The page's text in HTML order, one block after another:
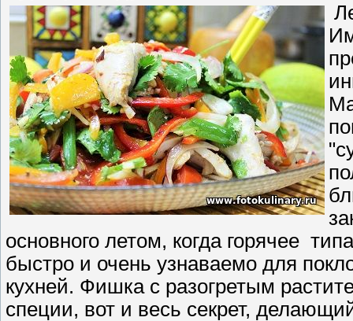
основного летом, когда горячее
быстро и очень узнаваемо для
кухней. Фишка с разогретым
специи, вот и весь секрет,